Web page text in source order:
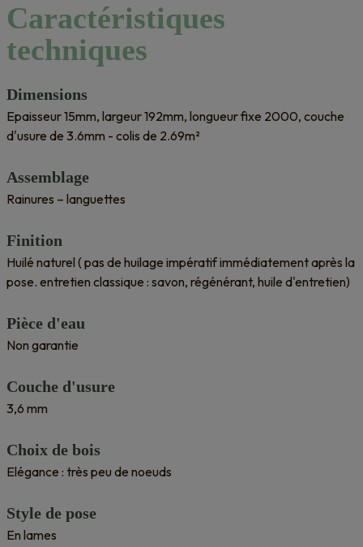
Caractéristiques
techniques
Dimensions
Epaisseur 15mm, largeur 192mm, longueur fixe 2000, couche
d'usure de 3.6mm - colis de 2.69m²
Assemblage
Rainures – languettes
Finition
Huilé naturel ( pas de huilage impératif immédiatement après la
pose. entretien classique : savon, régénérant, huile d'entretien)
Pièce d'eau
Non garantie
Couche d'usure
3,6 mm
Choix de bois
Elégance : très peu de noeuds
Style de pose
En lames